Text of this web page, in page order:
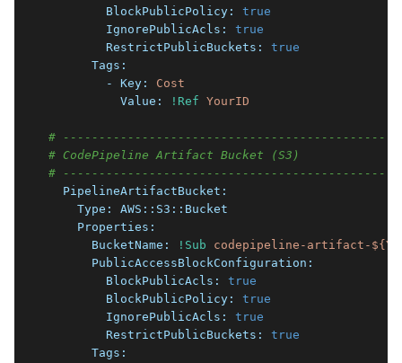
        BlockPublicPolicy:
true
        IgnorePublicAcls:
true
        RestrictPublicBuckets:
true
      Tags:
        - Key:
Cost
          Value:
!Ref YourID
#
# CodePipeline Artifact Bucket (S3)
#
  PipelineArtifactBucket:
    Type:
AWS::S3::Bucket
    Properties:
      BucketName:
!Sub
codepipeline-artifact-
      PublicAccessBlockConfiguration:
        BlockPublicAcls:
true
        BlockPublicPolicy:
true
        IgnorePublicAcls:
true
        RestrictPublicBuckets:
true
      Tags: